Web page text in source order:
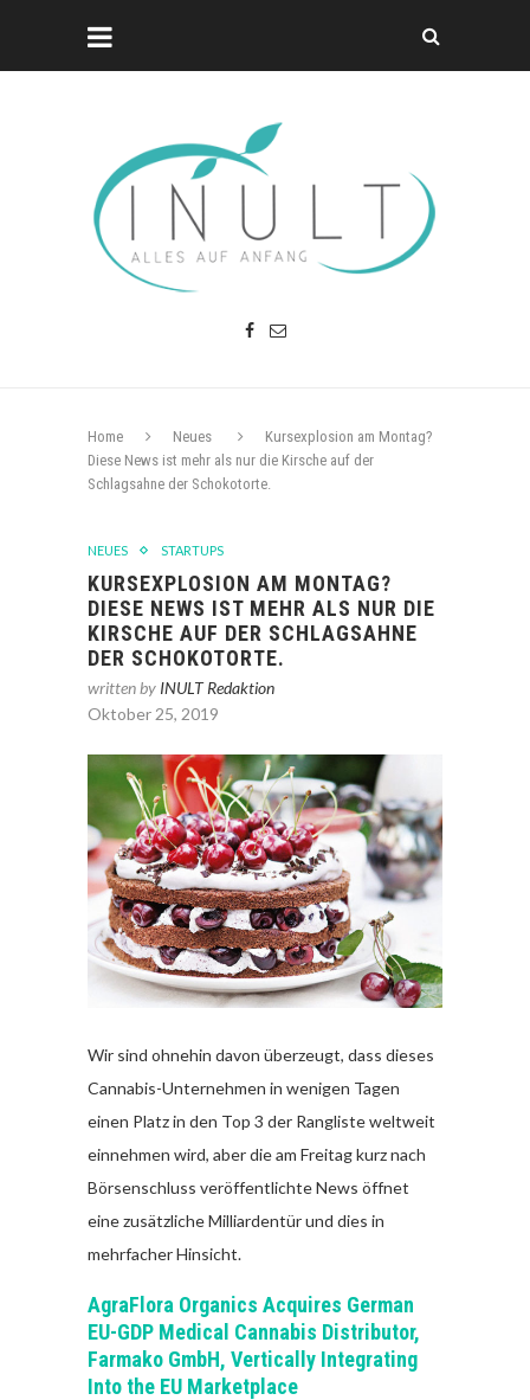
Home Neues
Kursexplosion am Montag?
Diese News ist mehr als nur die Kirsche auf der
Schlagsahne der Schokotorte.
NEUES STARTUPS
KURSEXPLOSION AM MONTAG?
DIESE NEWS IST MEHR ALS NUR DIE
KIRSCHE AUF DER SCHLAGSAHNE
DER SCHOKOTORTE.
written by INULT Redaktion
Oktober 25, 2019
Wir sind ohnehin davon überzeugt, dass dieses
Cannabis-Unternehmen in wenigen Tagen
einen Platz in den Top 3 der Rangliste weltweit
einnehmen wird, aber die am Freitag kurz nach
Börsenschluss veröffentlichte News öffnet
eine zusätzliche Milliardentür und dies in
mehrfacher Hinsicht.
AgraFlora Organics Acquires German
EU-GDP Medical Cannabis Distributor,
Farmako GmbH, Vertically Integrating
Into the EU Marketplace